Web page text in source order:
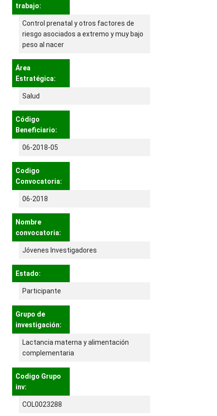
trabajo:
Control prenatal y otros factores de
riesgo asociados a extremo y muy bajo
peso al nacer
Área
Estratégica:
Salud
Código
Beneficiario:
06-2018-05
Codigo
Convocatoria:
06-2018
Nombre
convocatoria:
Jóvenes Investigadores
Estado:
Participante
Grupo de
investigación:
Lactancia materna y alimentación
complementaria
Codigo Grupo
inv:
COL0023288